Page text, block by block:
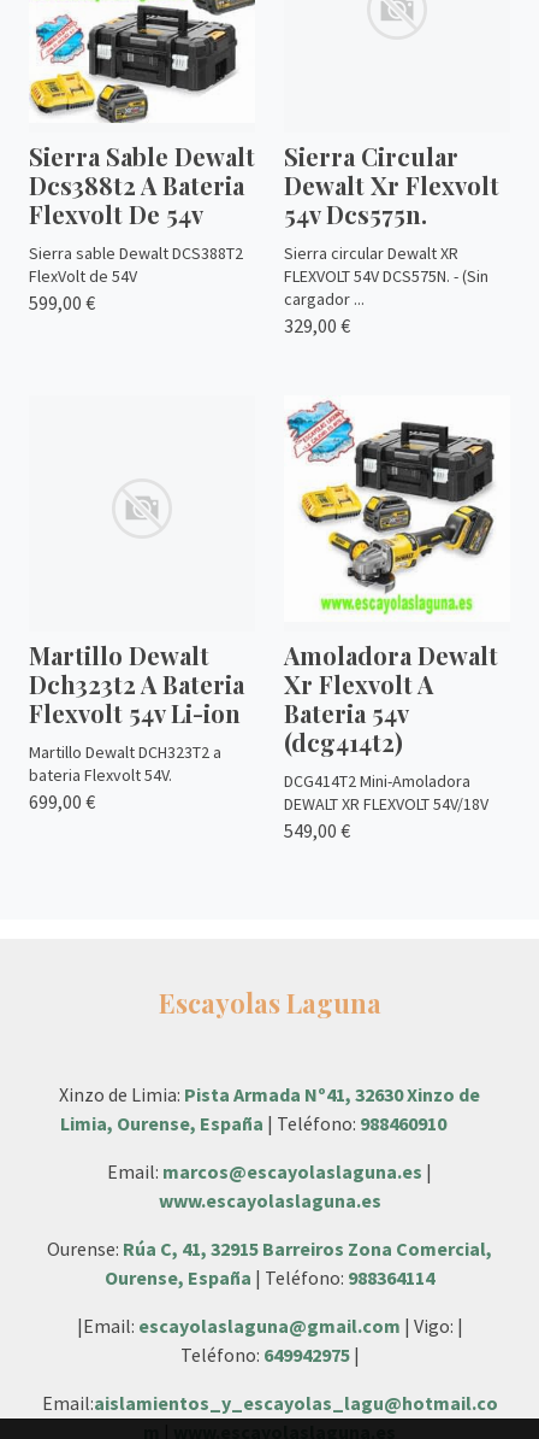
Sierra Sable Dewalt
Dcs388t2 A Bateria
Flexvolt De 54v
Sierra sable Dewalt DCS388T2
FlexVolt de 54V
599,00 €
Sierra Circular
Dewalt Xr Flexvolt
54v Dcs575n.
Sierra circular Dewalt XR
FLEXVOLT 54V DCS575N. - (Sin
cargador ...
329,00 €
Martillo Dewalt
Dch323t2 A Bateria
Flexvolt 54v Li-ion
Martillo Dewalt DCH323T2 a
bateria Flexvolt 54V.
699,00 €
Amoladora Dewalt
Xr Flexvolt A
Bateria 54v
(dcg414t2)
DCG414T2 Mini-Amoladora
DEWALT XR FLEXVOLT 54V/18V
549,00 €
Escayolas Laguna
Xinzo de Limia: Pista Armada Nº41, 32630 Xinzo de
Limia, Ourense, España | Teléfono: 988460910
Email: marcos@escayolaslaguna.es |
www.escayolaslaguna.es
Ourense: Rúa C, 41, 32915 Barreiros Zona Comercial,
Ourense, España | Teléfono: 988364114
|Email: escayolaslaguna@gmail.com | Vigo: |
Teléfono: 649942975|
Email:aislamientos_y_escayolas_lagu@hotmail.co